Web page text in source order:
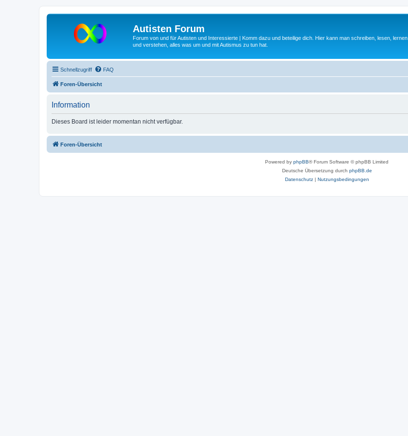
Autisten Forum
Forum von und für Autisten und Interessierte | Komm dazu und beteilige dich. Hier kann man schreiben, lesen, lernen
und verstehen, alles was um und mit Autismus zu tun hat.
Schnellzugriff FAQ
Foren-Übersicht
Information
Dieses Board ist leider momentan nicht verfügbar.
Foren-Übersicht
Powered by phpBB® Forum Software © phpBB Limited
Deutsche Übersetzung durch phpBB.de
Datenschutz| Nutzungsbedingungen